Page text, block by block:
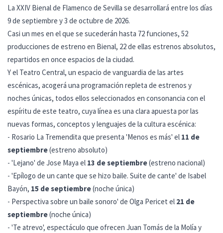
La XXIV Bienal de Flamenco de Sevilla se desarrollará entre los días
9 de septiembre y 3 de octubre de 2026.
Casi un mes en el que se sucederán hasta 72 funciones, 52
producciones de estreno en Bienal, 22 de ellas estrenos absolutos,
repartidos en once espacios de la ciudad.
Y el Teatro Central, un espacio de vanguardia de las artes
escénicas, acogerá una programación repleta de estrenos y
noches únicas, todos ellos seleccionados en consonancia con el
espíritu de este teatro, cuya línea es una clara apuesta por las
nuevas formas, conceptos y lenguajes de la cultura escénica:
- Rosario La Tremendita que presenta 'Menos es más' el 11 de
septiembre(estreno absoluto)
- 'Lejano' de Jose Maya el 13 de septiembre(estreno nacional)
- 'Epílogo de un cante que se hizo baile. Suite de cante' de Isabel
Bayón, 15 de septiembre(noche única)
- Perspectiva sobre un baile sonoro' de Olga Pericet el 21 de
septiembre(noche única)
- 'Te atrevo', espectáculo que ofrecen Juan Tomás de la Molía y